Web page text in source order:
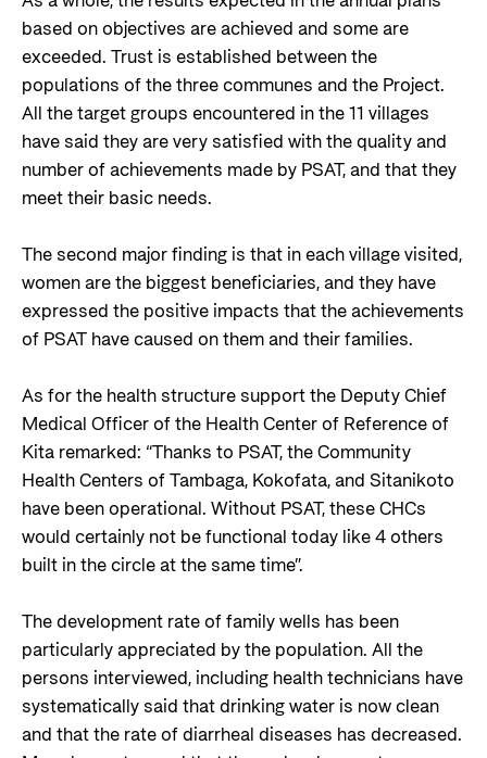
based on objectives are achieved and some are
exceeded. Trust is established between the
populations of the three communes and the Project.
All the target groups encountered in the 11 villages
have said they are very satisfied with the quality and
number of achievements made by PSAT, and that they
meet their basic needs.
The second major finding is that in each village visited,
women are the biggest beneficiaries, and they have
expressed the positive impacts that the achievements
of PSAT have caused on them and their families.
As for the health structure support the Deputy Chief
Medical Officer of the Health Center of Reference of
Kita remarked: “Thanks to PSAT, the Community
Health Centers of Tambaga, Kokofata, and Sitanikoto
have been operational. Without PSAT, these CHCs
would certainly not be functional today like 4 others
built in the circle at the same time”.
The development rate of family wells has been
particularly appreciated by the population. All the
persons interviewed, including health technicians have
systematically said that drinking water is now clean
and that the rate of diarrheal diseases has decreased.